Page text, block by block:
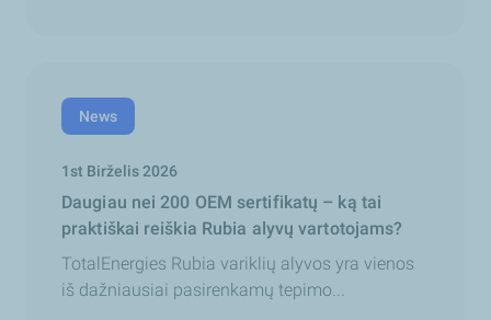
News
1st Birželis 2026
Daugiau nei 200 OEM sertifikatų – ką tai
praktiškai reiškia Rubia alyvų vartotojams?
TotalEnergies Rubia variklių alyvos yra vienos
iš dažniausiai pasirenkamų tepimo...